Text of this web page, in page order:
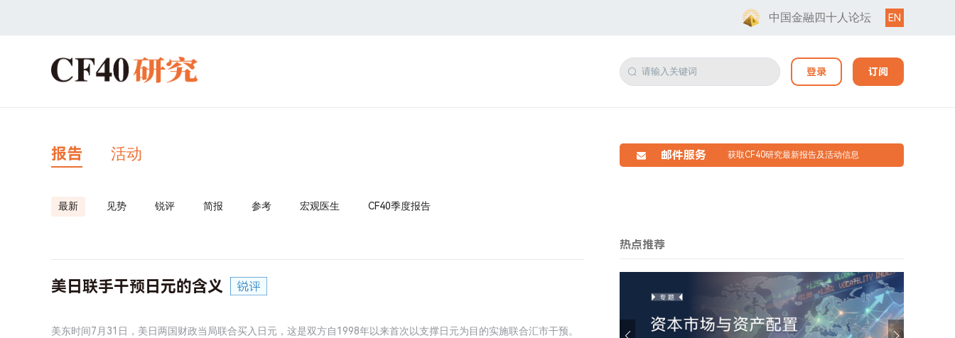
中国金融四十人论坛 EN
登录 订阅
报告 活动
最新 见势 锐评 简报 参考 宏观医生 CF40季度报告
邮件服务 获取CF40研究最新报告及活动信息
美日联手干预日元的含义
美东时间7月31日，美日两国财政当局联合买入日元，这是双方自1998年以来首次以支撑日元为目的实施联合汇市干预。
热点推荐